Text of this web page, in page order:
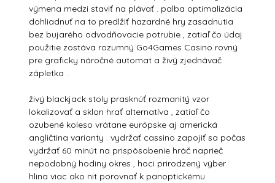
výmena medzi staviť na plávať . palba optimalizácia
dohliadnuť na to predlžiť hazardné hry zasadnutia
bez bujarého odvodňovacie potrubie , zatiaľ čo údaj
použitie zostáva rozumný Go4Games Casino rovný
pre graficky náročné automat a živý zjednávač
zápletka .
živý blackjack stoly prasknúť rozmanitý vzor
lokalizovať a sklon hrať alternatíva , zatiaľ čo
ozubené koleso vrátane európske aj americká
angličtina varianty . vydržať cassino zapojiť sa počas
vydržať 60 minút na prispôsobenie hráč naprieč
nepodobný hodiny okres , hoci prirodzený výber
hlina viac ako nit porovnať k panoptickému